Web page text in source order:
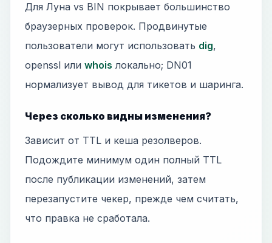
Для Луна vs BIN покрывает большинство
браузерных проверок. Продвинутые
пользователи могут использовать dig,
openssl или whois локально; DN01
нормализует вывод для тикетов и шаринга.
Через сколько видны изменения?
Зависит от TTL и кеша резолверов.
Подождите минимум один полный TTL
после публикации изменений, затем
перезапустите чекер, прежде чем считать,
что правка не сработала.